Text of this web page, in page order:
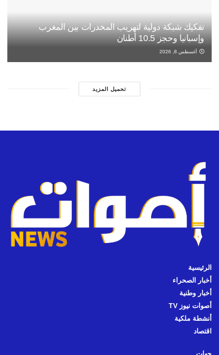
تفكيك شبكة دولية لتهريب المخدرات بين المغرب
وإسبانيا وحجز 10.5 أطنان
أغسطس 8, 2026
تحميل المزيد
الرئيسية
أخبار الصحراء
أخبار وطنية
أصوات نيوز TV
أنشطة ملكية
اقتصاد